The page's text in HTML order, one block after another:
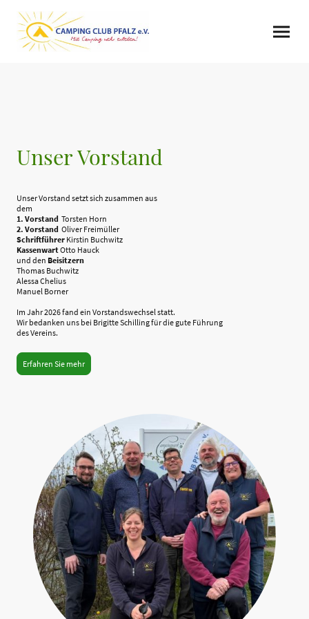
Unser Vorstand
Unser Vorstand setzt sich zusammen aus
dem
1. Vorstand Torsten Horn
2. Vorstand Oliver Freimüller
Schriftführer Kirstin Buchwitz
KassenwartOtto Hauck
und den Beisitzern
Thomas Buchwitz
Alessa Chelius
Manuel Borner
Im Jahr 2026 fand ein Vorstandswechsel statt.
Wir bedanken uns bei Brigitte Schilling für die gute Führung
des Vereins.
Erfahren Sie mehr